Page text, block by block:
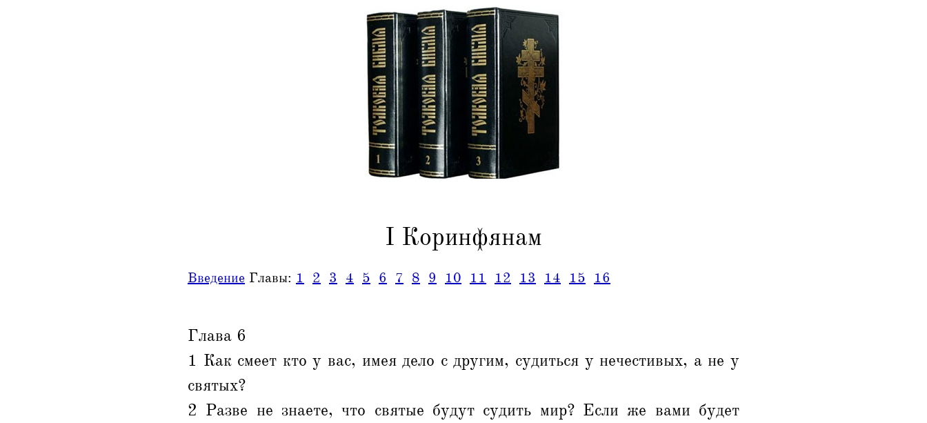
I Коринфянам
Введение Главы: 1 2 3 4 5 6 7 8 9 10 11 12 13 14 15 16
Глава 6
1 Как смеет кто у вас, имея дело с другим, судиться у нечестивых, а не у
святых?
2 Разве не знаете, что святые будут судить мир? Если же вами будет